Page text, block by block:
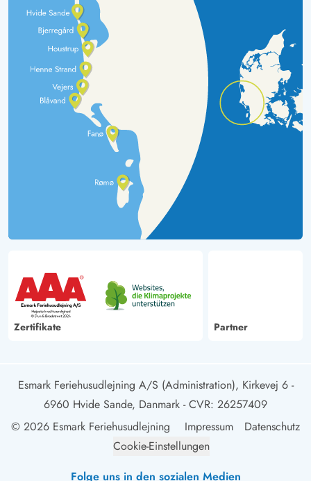
Zertifikate Partner
Esmark Feriehusudlejning A/S (Administration), Kirkevej 6 -
6960 Hvide Sande, Danmark - CVR: 26257409
© 2026 Esmark Feriehusudlejning
Impressum
Datenschutz
Cookie-Einstellungen
Folge uns in den sozialen Medien